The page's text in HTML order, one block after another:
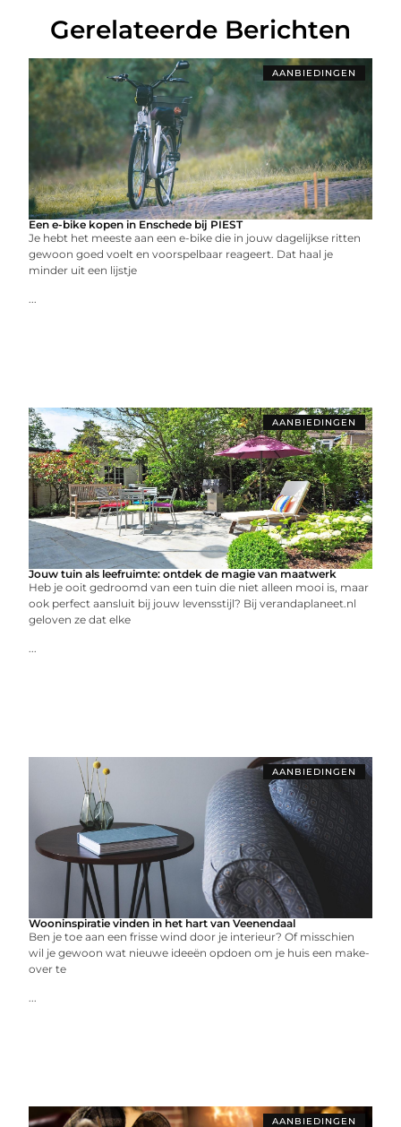
Gerelateerde Berichten
AANBIEDINGEN
Een e-bike kopen in Enschede bij PIEST
Je hebt het meeste aan een e-bike die in jouw dagelijkse ritten
gewoon goed voelt en voorspelbaar reageert. Dat haal je
minder uit een lijstje
...
AANBIEDINGEN
Jouw tuin als leefruimte: ontdek de magie van maatwerk
Heb je ooit gedroomd van een tuin die niet alleen mooi is, maar
ook perfect aansluit bij jouw levensstijl? Bij verandaplaneet.nl
geloven ze dat elke
...
AANBIEDINGEN
Wooninspiratie vinden in het hart van Veenendaal
Ben je toe aan een frisse wind door je interieur? Of misschien
wil je gewoon wat nieuwe ideeën opdoen om je huis een make-
over te
...
AANBIEDINGEN